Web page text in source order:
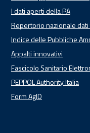
I dati aperti della PA
Repertorio nazionale
Indice delle Pubbliche
Appalti innovativi
Fascicolo Sanitario
PEPPOL Authority Italia
Form AgID